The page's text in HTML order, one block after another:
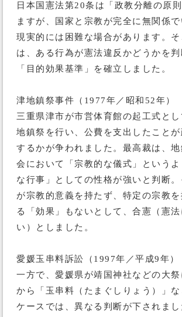
日本国憲法第20条は「政教分離の原
ますが、国家と宗教が完全に無関係で
現実的には困難な場合があります。
は、ある行為が憲法違反かどうかを
「目的効果基準」を確立しました。
津地鎮祭事件（1977年／昭和52年）
三重県津市が市営体育館の起工式と
地鎮祭を行い、公費を支出したことが
するかが争われました。最高裁は、
会において「宗教的な儀式」という
な行事」としての性格が強いと判断。
が宗教的意義を持たず、特定の宗教
る「効果」もないとして、合憲（憲
い）としました。
愛媛玉串料訴訟（1997年／平成9年）
一方で、愛媛県が靖国神社などの大
から「玉串料（たまぐしりょう）」な
ケースでは、異なる判断が下されま